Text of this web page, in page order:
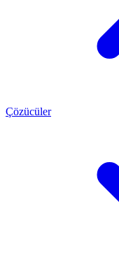
Çözücüler